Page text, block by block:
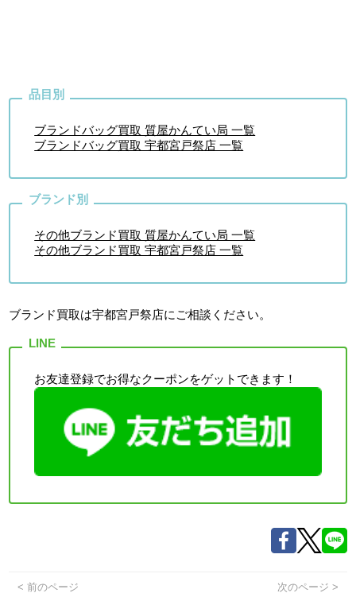
ブランドバッグ買取 質屋かんてい局 一覧
ブランドバッグ買取 宇都宮戸祭店 一覧
その他ブランド買取 質屋かんてい局 一覧
その他ブランド買取 宇都宮戸祭店 一覧
ブランド買取は宇都宮戸祭店にご相談ください。
お友達登録でお得なクーポンをゲットできます！
< 前のページ 次のページ >